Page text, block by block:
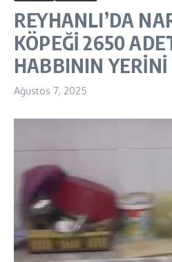
REYHANLI’DA
KÖPEĞİ 2650
HABBININ YERİNİ
Ağustos 7, 2025